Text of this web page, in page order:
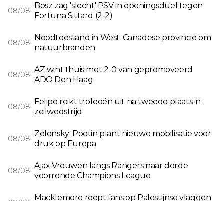
08/08
Bosz zag 'slecht' PSV in openingsduel tegen
Fortuna Sittard (2-2)
08/08
Noodtoestand in West-Canadese provincie om
natuurbranden
08/08
AZ wint thuis met 2-0 van gepromoveerd
ADO Den Haag
08/08
Felipe reikt trofeeën uit na tweede plaats in
zeilwedstrijd
08/08
Zelensky: Poetin plant nieuwe mobilisatie voor
druk op Europa
08/08
Ajax Vrouwen langs Rangers naar derde
voorronde Champions League
Macklemore roept fans op Palestijnse vlaggen